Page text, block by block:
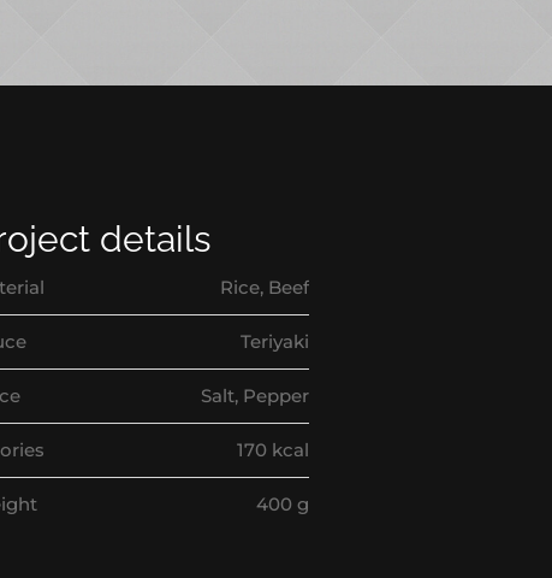
details
Rice, Beef
Teriyaki
Salt, Pepper
170 kcal
400 g